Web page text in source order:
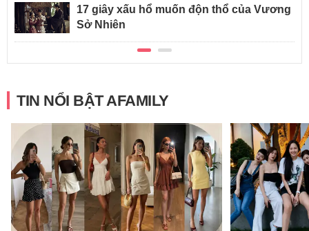
17 giây xấu hổ muốn độn thổ của Vương
Sở Nhiên
TIN NỔI BẬT AFAMILY